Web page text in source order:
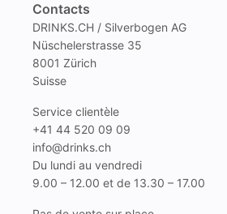
Contacts
DRINKS.CH / Silverbogen AG
Nüschelerstrasse 35
8001 Zürich
Suisse
Service clientèle
+41 44 520 09 09
info@drinks.ch
Du lundi au vendredi
9.00 – 12.00 et de 13.30 – 17.00